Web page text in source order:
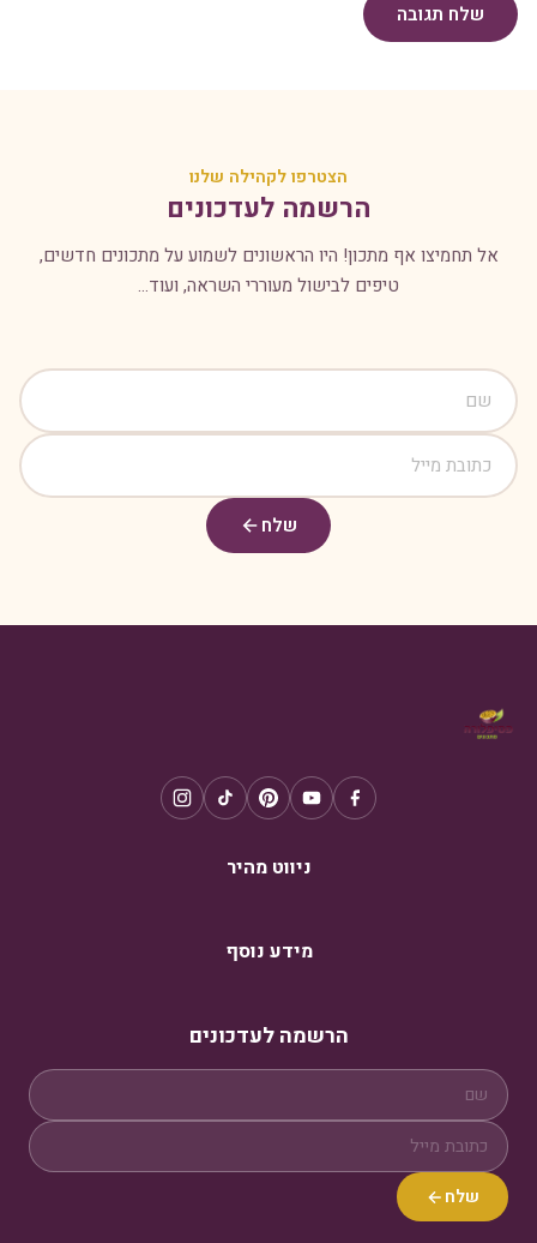
שלח תגובה
הצטרפו לקהילה שלנו
הרשמה לעדכונים
אל תחמיצו אף מתכון! היו הראשונים לשמוע על מתכונים חדשים,
טיפים לבישול מעוררי השראה, ועוד...
שלח
ניווט מהיר
מידע נוסף
הרשמה לעדכונים
שלח